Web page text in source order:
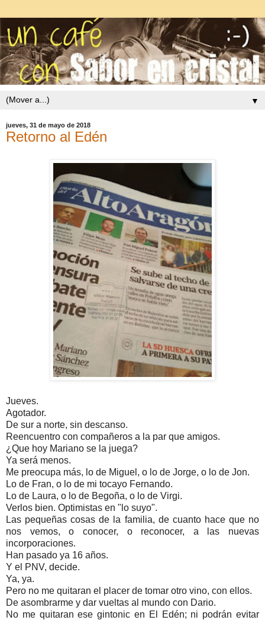
▼
jueves, 31 de mayo de 2018
Retorno al Edén
Jueves.
Agotador.
De sur a norte, sin descanso.
Reencuentro con compañeros a la par que amigos.
¿Que hoy Mariano se la juega?
Ya será menos.
Me preocupa más, lo de Miguel, o lo de Jorge, o lo de Jon.
Lo de Fran, o lo de mi tocayo Fernando.
Lo de Laura, o lo de Begoña, o lo de Virgi.
Verlos bien. Optimistas en "lo suyo".
Las pequeñas cosas de la familia, de cuanto hace que no
nos vemos, o conocer, o reconocer, a las nuevas
incorporaciones.
Han pasado ya 16 años.
Y el PNV, decide.
Ya, ya.
Pero no me quitaran el placer de tomar otro vino, con ellos.
De asombrarme y dar vueltas al mundo con Dario.
No me quitaran ese gintonic en El Edén; ni podrán evitar